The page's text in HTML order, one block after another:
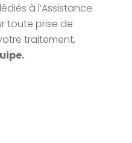
à l’Assistance
toute prise de
traitement,